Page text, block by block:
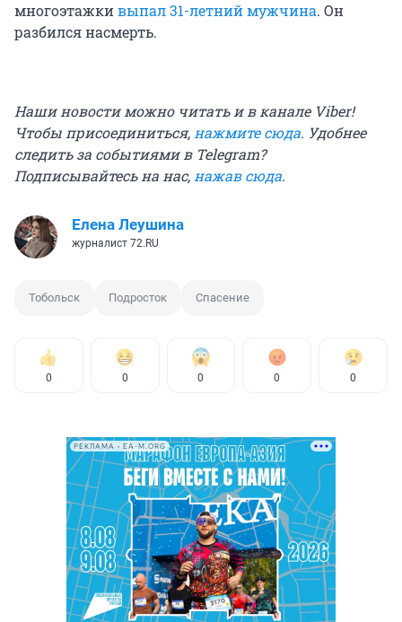
многоэтажкивыпал 31-летний мужчина. Он
разбился насмерть.
Наши новости можно читать и в канале Viber!
Чтобы присоединиться,нажмите сюда. Удобнее
следить за событиями в Telegram?
Подписывайтесь на нас,нажав сюда.
Елена Леушина
журналист 72.RU
Тобольск Подросток Спасение
0 0 0 0 0
РЕКЛАМА • EA-M.ORG